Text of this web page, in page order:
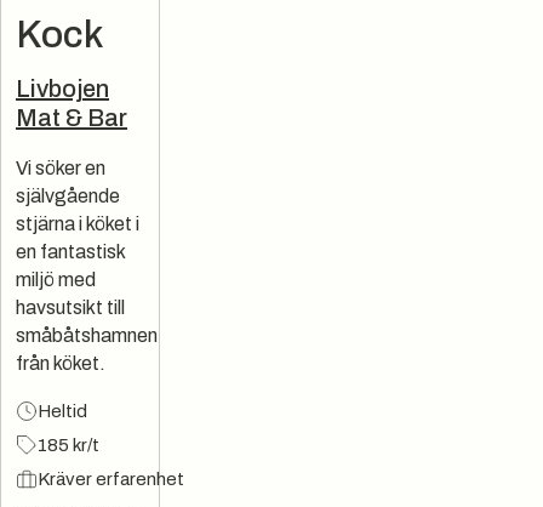
Kock
Jobbannons
Livbojen
Mat & Bar
Vi söker en
självgående
stjärna i köket i
en fantastisk
miljö med
havsutsikt till
småbåtshamnen
från köket.
Heltid
185 kr/t
Kräver erfarenhet